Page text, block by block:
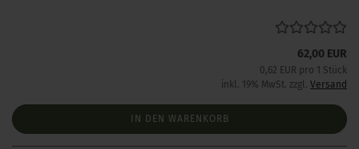
62,00 EUR
0,62 EUR pro 1 Stück
inkl. 19% MwSt. zzgl. Versand
IN DEN WARENKORB